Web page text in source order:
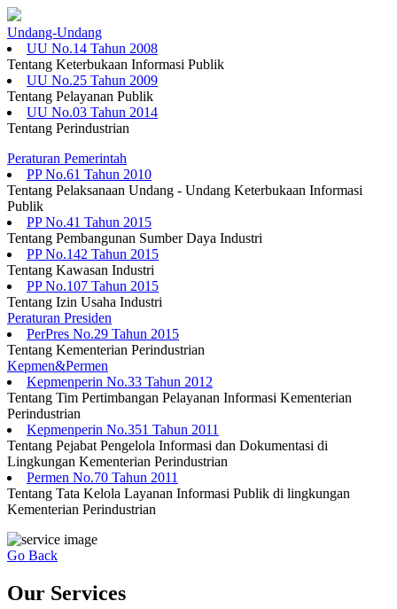
Undang-Undang
UU No.14 Tahun 2008
Tentang Keterbukaan Informasi Publik
UU No.25 Tahun 2009
Tentang Pelayanan Publik
UU No.03 Tahun 2014
Tentang Perindustrian
Peraturan Pemerintah
PP No.61 Tahun 2010
Tentang Pelaksanaan Undang - Undang Keterbukaan Informasi
Publik
PP No.41 Tahun 2015
Tentang Pembangunan Sumber Daya Industri
PP No.142 Tahun 2015
Tentang Kawasan Industri
PP No.107 Tahun 2015
Tentang Izin Usaha Industri
Peraturan Presiden
PerPres No.29 Tahun 2015
Tentang Kementerian Perindustrian
Kepmen&Permen
Kepmenperin No.33 Tahun 2012
Tentang Tim Pertimbangan Pelayanan Informasi Kementerian
Perindustrian
Kepmenperin No.351 Tahun 2011
Tentang Pejabat Pengelola Informasi dan Dokumentasi di
Lingkungan Kementerian Perindustrian
Permen No.70 Tahun 2011
Tentang Tata Kelola Layanan Informasi Publik di lingkungan
Kementerian Perindustrian
Go Back
Our Services